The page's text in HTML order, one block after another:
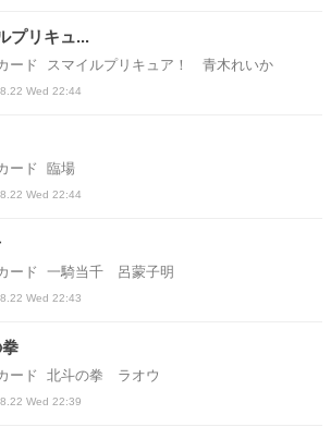
プリキュ...
ード スマイルプリキュア！ 青木れいか
Wed 22:44
ード 臨場
Wed 22:44
ード 一騎当千 呂蒙子明
Wed 22:43
ード 北斗の拳 ラオウ
Wed 22:39